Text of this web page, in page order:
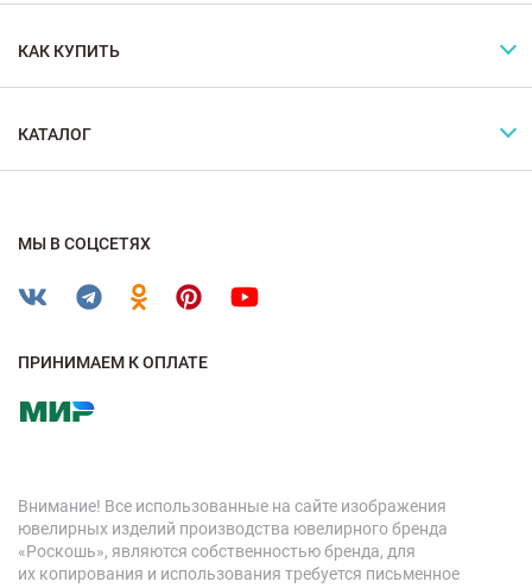
КАК КУПИТЬ
КАТАЛОГ
МЫ В СОЦСЕТЯХ
ПРИНИМАЕМ К ОПЛАТЕ
Внимание! Все использованные на сайте изображения
ювелирных изделий производства ювелирного бренда
«Роскошь», являются собственностью бренда, для
их копирования и использования требуется письменное